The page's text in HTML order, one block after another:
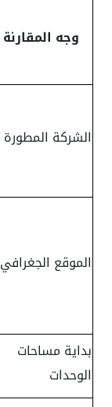
وجه المقارنة
الشركة المطورة
الموقع الجغرافي
بداية مساحات
الوحدات